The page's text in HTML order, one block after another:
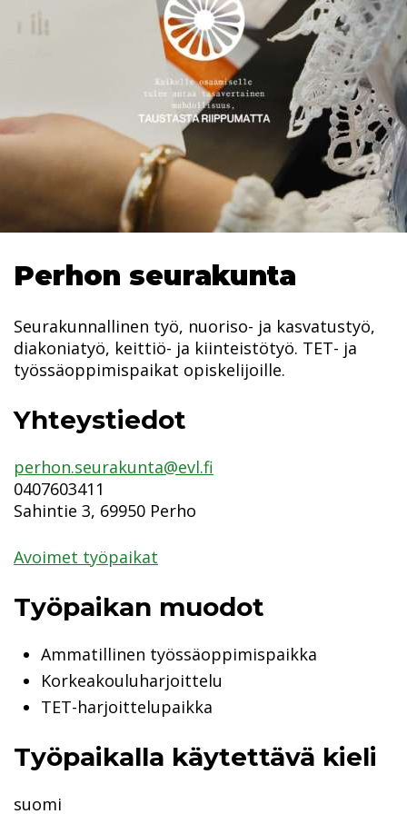
Perhon seurakunta
Seurakunnallinen työ, nuoriso- ja kasvatustyö,
diakoniatyö, keittiö- ja kiinteistötyö. TET- ja
työssäoppimispaikat opiskelijoille.
Yhteystiedot
perhon.seurakunta@evl.fi
0407603411
Sahintie 3, 69950 Perho
Avoimet työpaikat
Työpaikan muodot
Ammatillinen työssäoppimispaikka
Korkeakouluharjoittelu
TET-harjoittelupaikka
Työpaikalla käytettävä kieli
suomi